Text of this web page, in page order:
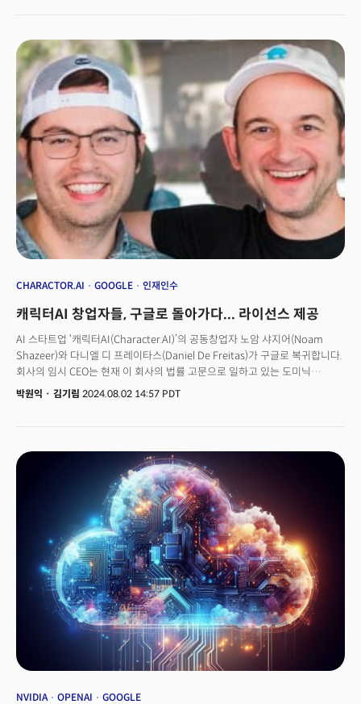
레터에서는 대두된 생성 AI 거품론과 그 속에서 주요 AI 기업들이 어떻게
움직이고 있는지를 중점적으로 살펴봤습니다. 매주 수요일 발행하는
‘AI인사이트’를 통해 AI 리더들의 전략, 글로벌 테크업계 최신 흐름 및 중요
시그널을 놓치지 말고 확인하세요!
CHARACTOR.AI GOOGLE 인재인수
캐릭터AI 창업자들, 구글로 돌아가다... 라이선스 제공
AI 스타트업 ‘캐릭터AI(Character.AI)’의 공동창업자 노암 샤지어(Noam
Shazeer)와 다니엘 디 프레이타스(Daniel De Freitas)가 구글로 복귀합니다.
회사의 임시 CEO는 현재 이 회사의 법률 고문으로 일하고 있는 도미닉
페렐라가 맡게 됩니다. 캐릭터AI는 2일(현지시각) 회사 블로그를 통해 이같은
보상을 지급, 일종의 엑시트(exit, 투자 회수)가 이뤄졌을 것이란 추측입니다.
👉 구글과 라이선스 계약... 회사 미래 불투명캐릭터AI는 ‘트랜스포머’
아키텍처를 소개한 논문(Attention is all you need) 공동 저자이자 구글
챗봇 '람다(LaMDA)'를 개발한 AI 전문가 노암과 구글에서 함께 일하던
다니엘이 2021년 설립했습니다. AI 기술을 활용해 사용자와 상호작용 할 수
있는 캐릭터를 만들고 관리하는 플랫폼을 제공합니다. 캐릭터AI는 a16z의
투자를 받고, 442만 명의 월간 활성 사용자를 확보하며 업계에서 주목을
받아왔습니다. 구글과 메타, 일론머스크의 xAI가 캐릭터AI 인수를 위해
3파전을 벌인다는 추측이 나오기도 했습니다. 이런 상황에서 회사의 핵심인
두 공동창업자가 구글로 복귀한다는 소식이 전해진 것입니다. 회사의 미래가
불투명해졌다는 전망이 나오는 이유입니다.회사 측은 성명에서 “캐릭터AI는
현재 보유한 LLM 기술에 대한 비독점 라이선스를 구글에 제공할 예정”이라며
“이번 계약으로 캐릭터AI가 지속적으로 성장하고, 전 세계 사용자를 위한
개인화된 AI 제품을 개발하는 데 집중할 수 있도록 더 많은 자금이 지원될
박원익 · 김기림 2024.08.02 14:57 PDT
NVIDIA OPENAI GOOGLE